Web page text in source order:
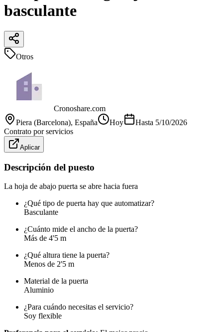
basculante
Otros
Cronoshare.com
Piera (Barcelona), España Hoy Hasta 5/10/2026
Contrato por servicios
Aplicar
Descripción del puesto
La hoja de abajo puerta se abre hacia fuera
¿Qué tipo de puerta hay que automatizar?
Basculante
¿Cuánto mide el ancho de la puerta?
Más de 4'5 m
¿Qué altura tiene la puerta?
Menos de 2'5 m
Material de la puerta
Aluminio
¿Para cuándo necesitas el servicio?
Soy flexible